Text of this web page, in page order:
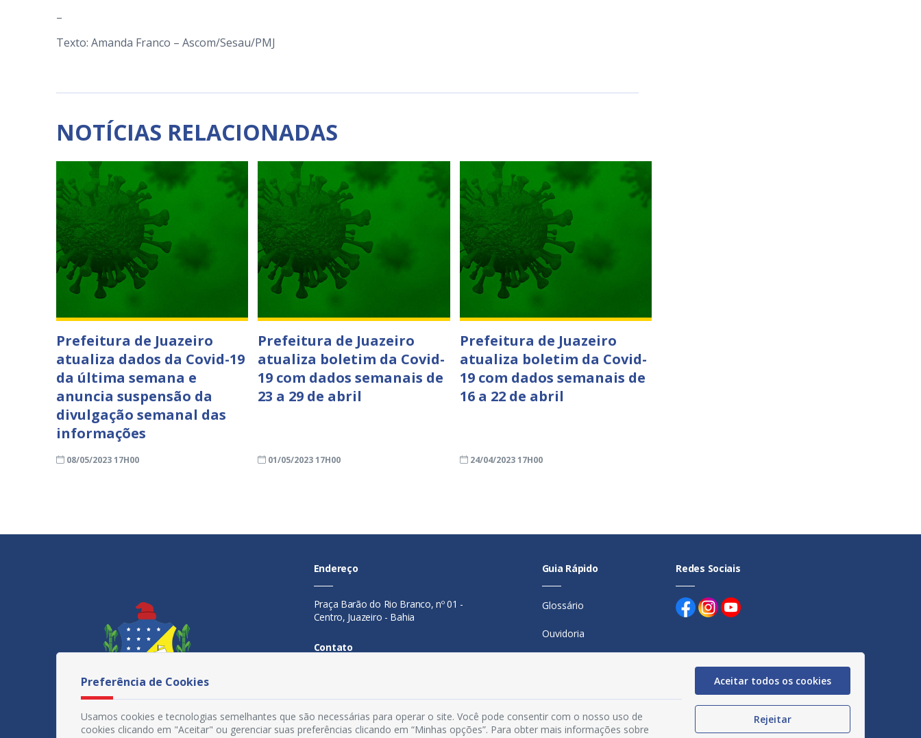
–
Texto: Amanda Franco – Ascom/Sesau/PMJ
NOTÍCIAS RELACIONADAS
Prefeitura de Juazeiro
atualiza dados da Covid-19
da última semana e
anuncia suspensão da
divulgação semanal das
informações
08/05/2023 17H00
Prefeitura de Juazeiro
atualiza boletim da Covid-
19 com dados semanais de
23 a 29 de abril
01/05/2023 17H00
Prefeitura de Juazeiro
atualiza boletim da Covid-
19 com dados semanais de
16 a 22 de abril
24/04/2023 17H00
Endereço
Praça Barão do Rio Branco, nº 01 -
Centro, Juazeiro - Bahia
Contato
Email:ouvidoria@juazeiro.ba.gov.br
Horário De Funcionamento
Guia Rápido
Glossário
Ouvidoria
Manual de Navegação
Redes Sociais
Preferência de Cookies
Usamos cookies e tecnologias semelhantes que são necessárias para operar o site. Você pode consentir com o nosso uso de
cookies clicando em "Aceitar" ou gerenciar suas preferências clicando em “Minhas opções”. Para obter mais informações sobre
Aceitar todos os cookies
Rejeitar